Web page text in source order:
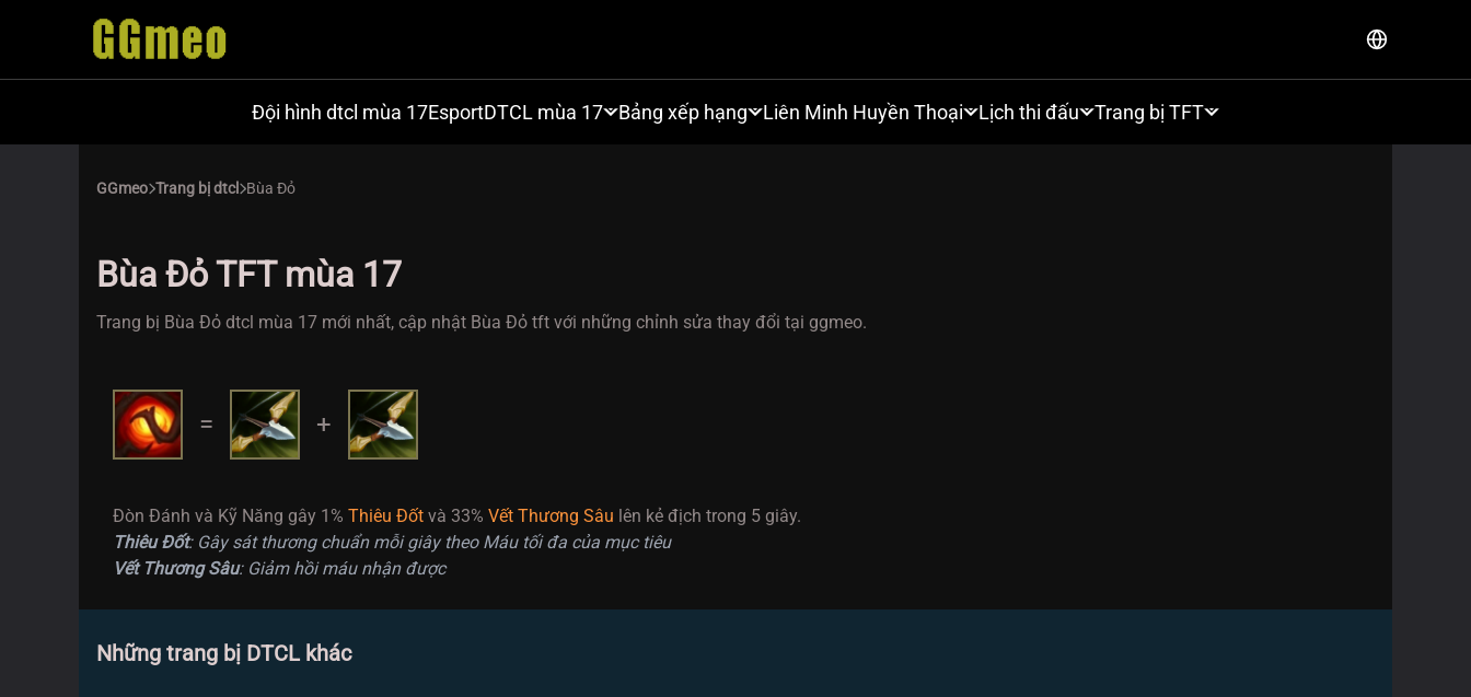
Đội hình dtcl mùa 17EsportDTCL mùa 17 Bảng xếp hạng Liên Minh Huyền Thoại Lịch thi đấu Trang bị TFT
GGmeo Trang bị dtcl Bùa Đỏ
Bùa Đỏ TFT mùa 17
Trang bị Bùa Đỏ dtcl mùa 17 mới nhất, cập nhật Bùa Đỏ tft với những chỉnh sửa thay đổi tại ggmeo.
= +
Đòn Đánh và Kỹ Năng gây 1% Thiêu Đốt và 33% Vết Thương Sâu lên kẻ địch trong 5 giây.
Thiêu Đốt: Gây sát thương chuẩn mỗi giây theo Máu tối đa của mục tiêu
Vết Thương Sâu: Giảm hồi máu nhận được
Những trang bị DTCL khác